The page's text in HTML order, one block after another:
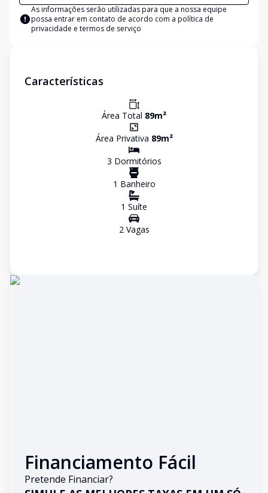
As informações serão utilizadas para que a nossa equipe
possa entrar em contato de acordo com a política de
privacidade e termos de serviço
Características
Área Total 89m²
Área Privativa 89m²
3 Dormitórios
1 Banheiro
1 Suíte
2Vagas
Financiamento Fácil
Pretende Financiar?